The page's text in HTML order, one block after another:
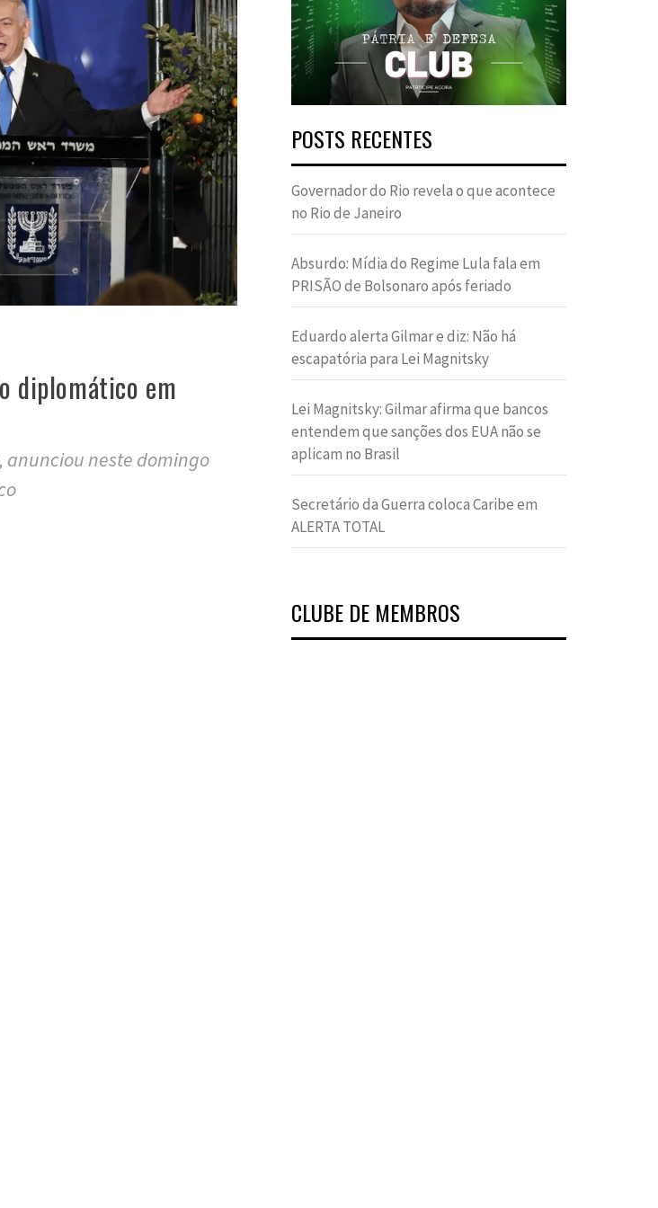
diplomático em
anunciou neste domingo
POSTS RECENTES
Governador do Rio revela o que acontece
no Rio de Janeiro
Absurdo: Mídia do Regime Lula fala em
PRISÃO de Bolsonaro após feriado
Eduardo alerta Gilmar e diz: Não há
escapatória para Lei Magnitsky
Lei Magnitsky: Gilmar afirma que bancos
entendem que sanções dos EUA não se
aplicam no Brasil
Secretário da Guerra coloca Caribe em
ALERTA TOTAL
CLUBE DE MEMBROS